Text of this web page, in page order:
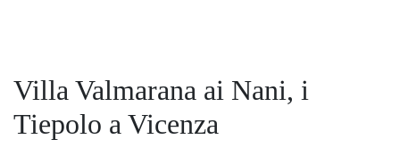
Villa Valmarana ai Nani, i
Tiepolo a Vicenza